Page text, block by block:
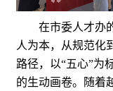
在市委人才办的
人为本，从规范化
路径，以“五心”为
的生动画卷。随着